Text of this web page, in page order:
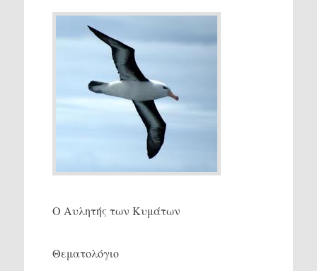
Ο Αυλητής των Κυμάτων
Θεματολόγιο